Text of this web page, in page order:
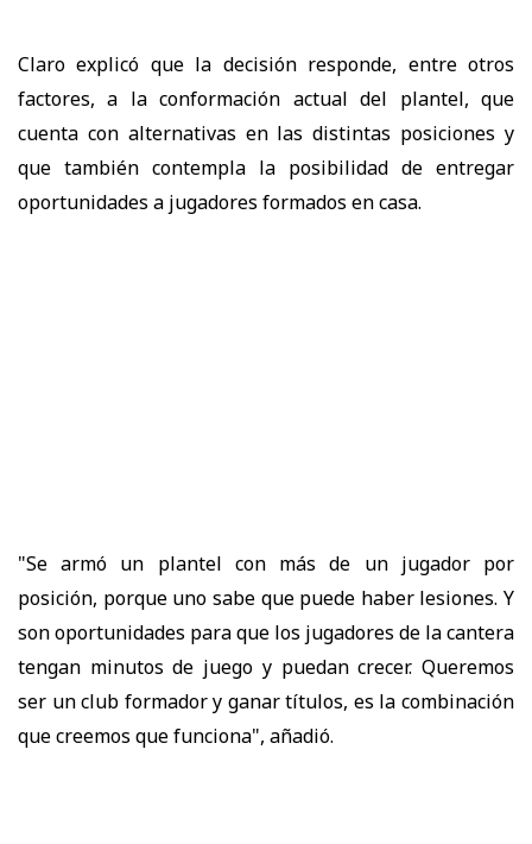
Claro explicó que la decisión responde, entre otros
factores, a la conformación actual del plantel, que
cuenta con alternativas en las distintas posiciones y
que también contempla la posibilidad de entregar
oportunidades a jugadores formados en casa.
"Se armó un plantel con más de un jugador por
posición, porque uno sabe que puede haber lesiones. Y
son oportunidades para que los jugadores de la cantera
tengan minutos de juego y puedan crecer. Queremos
ser un club formador y ganar títulos, es la combinación
que creemos que funciona", añadió.